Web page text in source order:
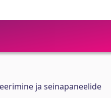
ja seinapaneelide